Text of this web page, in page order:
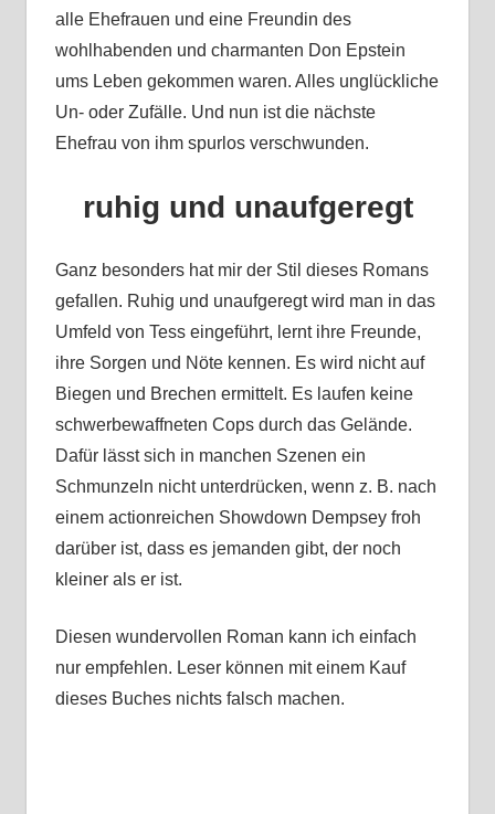
alle Ehefrauen und eine Freundin des
wohlhabenden und charmanten Don Epstein
ums Leben gekommen waren. Alles unglückliche
Un- oder Zufälle. Und nun ist die nächste
Ehefrau von ihm spurlos verschwunden.
ruhig und unaufgeregt
Ganz besonders hat mir der Stil dieses Romans
gefallen. Ruhig und unaufgeregt wird man in das
Umfeld von Tess eingeführt, lernt ihre Freunde,
ihre Sorgen und Nöte kennen. Es wird nicht auf
Biegen und Brechen ermittelt. Es laufen keine
schwerbewaffneten Cops durch das Gelände.
Dafür lässt sich in manchen Szenen ein
Schmunzeln nicht unterdrücken, wenn z. B. nach
einem actionreichen Showdown Dempsey froh
darüber ist, dass es jemanden gibt, der noch
kleiner als er ist.
Diesen wundervollen Roman kann ich einfach
nur empfehlen. Leser können mit einem Kauf
dieses Buches nichts falsch machen.